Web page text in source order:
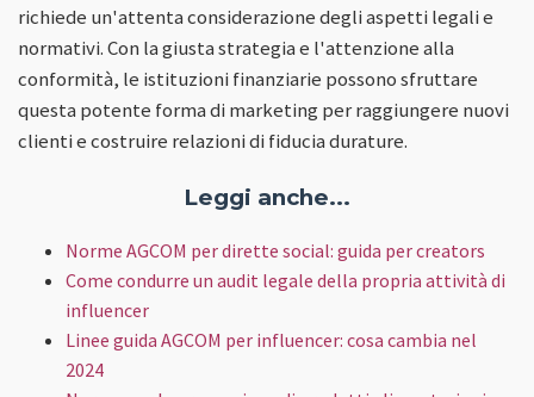
richiede un'attenta considerazione degli aspetti legali e
normativi. Con la giusta strategia e l'attenzione alla
conformità, le istituzioni finanziarie possono sfruttare
questa potente forma di marketing per raggiungere nuovi
clienti e costruire relazioni di fiducia durature.
Leggi anche...
Norme AGCOM per dirette social: guida per creators
Come condurre un audit legale della propria attività di
influencer
Linee guida AGCOM per influencer: cosa cambia nel
2024